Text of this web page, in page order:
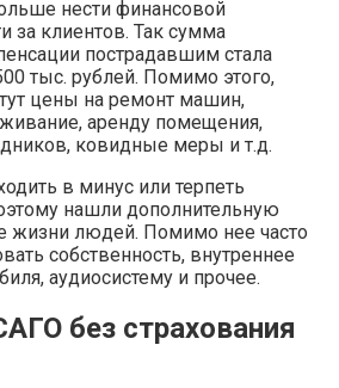
нести финансовой
за клиентов. Так сумма
пострадавшим стала
тыс. рублей. Помимо этого,
цены на ремонт машин,
аренду помещения,
ковидные меры и т.д.
в минус или терпеть
нашли дополнительную
жизни людей. Помимо нее часто
собственность, внутреннее
аудиосистему и прочее.
без страхования